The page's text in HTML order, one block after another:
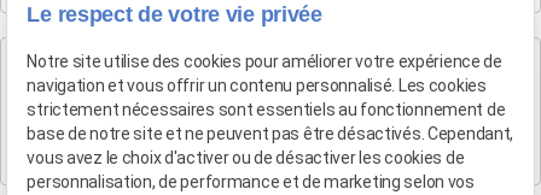
Cabinet de Marseille
Maître Patrice HUMBERT
19 Bd Arthur Michaud
13015 MARSEILLE
Le respect de votre vie privée
Notre site utilise des cookies pour améliorer votre expérience de
navigation et vous offrir un contenu personnalisé. Les cookies
strictement nécessaires sont essentiels au fonctionnement de
base de notre site et ne peuvent pas être désactivés. Cependant,
vous avez le choix d'activer ou de désactiver les cookies de
personnalisation, de performance et de marketing selon vos